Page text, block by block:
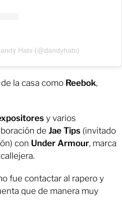
Hats (@dandyhats)
la casa como Reebok,
y varios
de Jae Tips (invitado
con Under Armour, marca
fue contactar al rapero y
que de manera muy